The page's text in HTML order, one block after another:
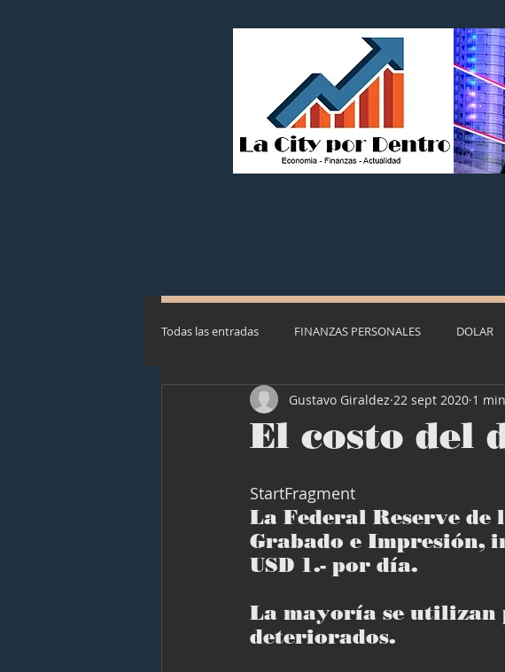
Todas las entradas FINANZAS PERSONALES DOLAR
El costo del
Gustavo Giraldez 22 sept 2020 1
StartFragment
La Federal Reserve de
Grabado e Impresión,
USD 1.- por día.
La mayoría se utilizan
deteriorados.